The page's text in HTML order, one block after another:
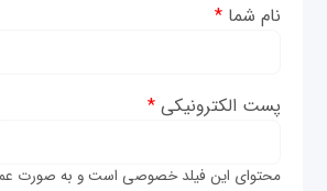
نام شما*
پست الکترونیکی*
محتوای این فیلد خصوصی است و به صورت